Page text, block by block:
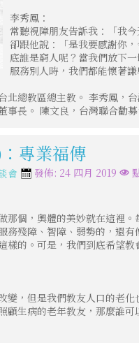
李秀鳳：
常聽視障朋友告訴我：「我
卻跟他說：「是我要感謝你
底誰是窮人呢？當我們放下
服務別人時，我們都能懷著
北總教區總主教。 李秀鳳，
長。 陳文良，台灣聯合勸募
專業福傳
會 發佈: 24 四月 2019
那個，奧體的美妙就在這裡
務殘障、智障、弱勢的，還
樣的。可是，我們到底希望
變，但是我們教友人口的老
顧生病的老年教友，那麼誰可